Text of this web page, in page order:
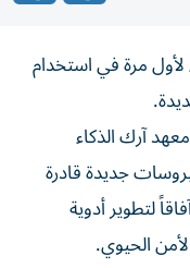
مرة في استخدام
آرك الذكاء
جديدة قادرة
لتطوير أدوية
الحيوي.